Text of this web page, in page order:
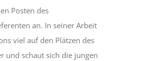
Posten des
an. In seiner Arbeit
viel auf den Plätzen des
und schaut sich die jungen